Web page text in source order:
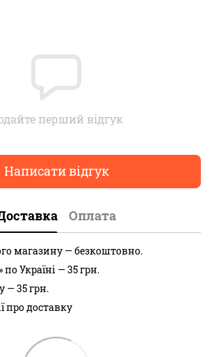
перший відгук
Написати відгук
Оплата
магазину — безкоштовно.
Україні — 35 грн.
— 35 грн.
про доставку